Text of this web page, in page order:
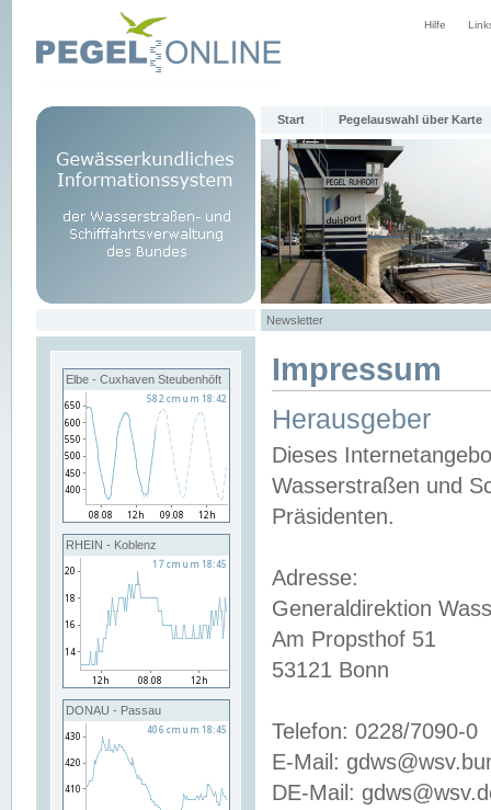
Hilfe
Start Pegelauswahl über Karte
Newsletter
Elbe - Cuxhaven Steubenhöft
RHEIN - Koblenz
DONAU - Passau
Impressum
Herausgeber
Dieses
Wasserstraßen und
Präsidenten.
Adresse:
Generaldirektion
Am Propsthof 51
53121 Bonn
Telefon: 0228/7090-0
E-Mail:
DE-Mail: